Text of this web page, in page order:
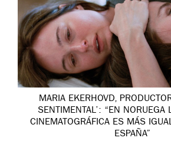
MARIA EKERHOVD,
SENTIMENTAL’: “EN NORUEGA
CINEMATOGRÁFICA ES MÁS
ESPAÑA”